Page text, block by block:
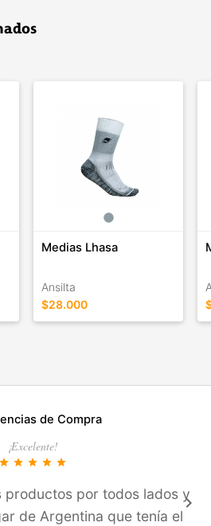
Medias Lhasa
Ansilta
$28.000
de Compra
¡Excelente!
star star star star star
productos por todos lados y
de Argentina que tení­a el
keyboard_arrow_right